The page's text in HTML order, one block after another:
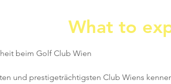
What to
beim Golf Club Wien
und prestigeträchtigsten Club Wiens